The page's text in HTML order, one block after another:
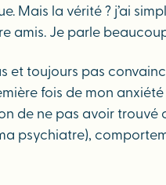
Mais la vérité ? j’ai
amis. Je parle
et toujours pas
fois de mon
de ne pas avoir trouvé
psychiatre),